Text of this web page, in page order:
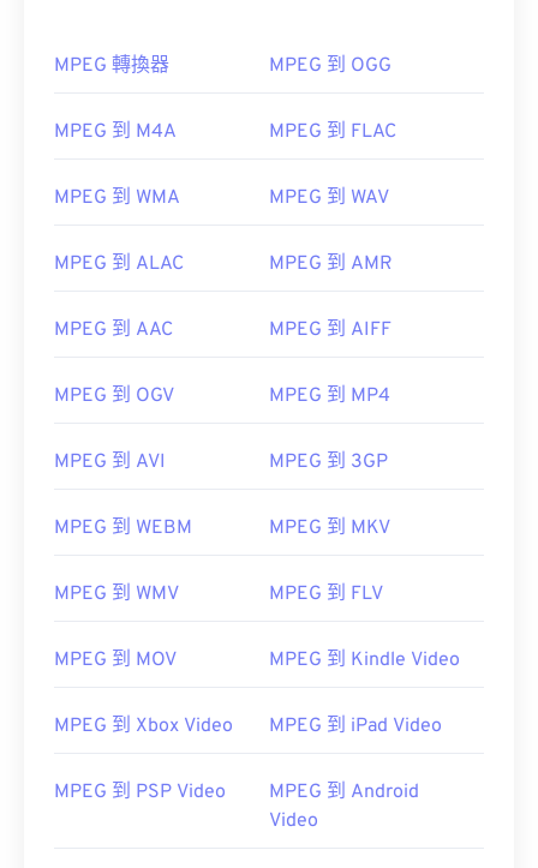
00 00
00 00
MPEG 轉換器 MPEG 到 OGG
MPEG 到 M4A MPEG 到 FLAC
MPEG 到 WMA MPEG 到 WAV
MPEG 到 ALAC MPEG 到 AMR
MPEG 到 AAC MPEG 到 AIFF
MPEG 到 OGV MPEG 到 MP4
MPEG 到 AVI MPEG 到 3GP
MPEG 到 WEBM MPEG 到 MKV
MPEG 到 WMV MPEG 到 FLV
MPEG 到 MOV MPEG 到 Kindle Video
MPEG 到 Xbox Video MPEG 到 iPad Video
MPEG 到 PSP Video
MPEG 到 Android
Video